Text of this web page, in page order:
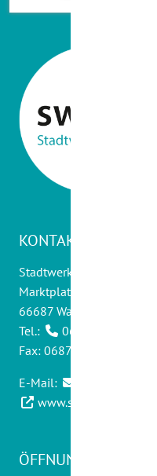
KONTAKT
Stadtwerke Wadern GmbH
Marktplatz 14
66687 Wadern
Tel.:
06871 - 9012 0
Fax: 06871 - 9012 30
E-Mail:
www.stadtwerke-
ÖFFNUNGSZEITEN